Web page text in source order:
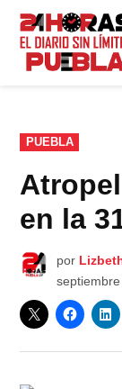
Saltar
contenido
PUBLICADO
EN
PUEBLA
en la
por